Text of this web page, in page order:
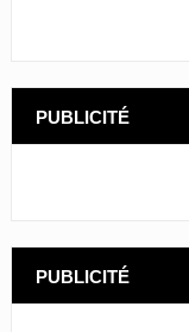
PUBLICITÉ
PUBLICITÉ